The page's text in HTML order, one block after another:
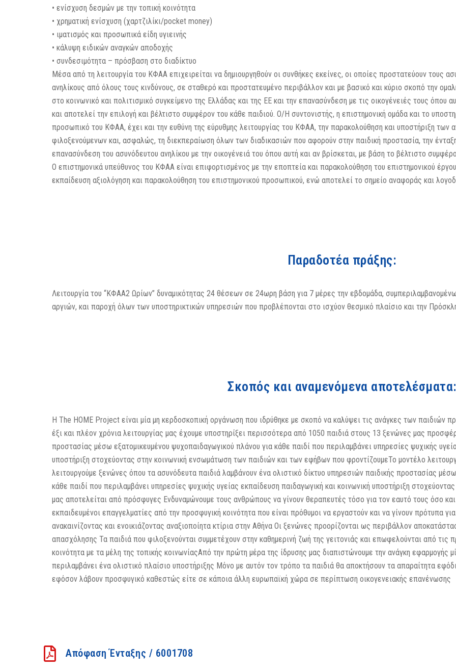
• ενίσχυση δεσμών με την τοπική κοινότητα
• χρηματική ενίσχυση (χαρτζιλίκι/pocket money)
• ιματισμός και προσωπικά είδη υγιεινής
• κάλυψη ειδικών αναγκών αποδοχής
• συνδεσιμότητα – πρόσβαση στο διαδίκτυο
Μέσα από τη λειτουργία του ΚΦΑΑ επιχειρείται να δημιουργηθούν οι συνθήκες εκείνες, οι οποίες προστατεύουν τους
ανηλίκους από όλους τους κινδύνους, σε σταθερό και προστατευμένο περιβάλλον και µε βασικό και κύριο σκοπό την
στο κοινωνικό και πολιτισμικό συγκείμενο της Ελλάδας και της ΕΕ και την επανασύνδεση µε τις οικογένειές τους όπου
και αποτελεί την επιλογή και βέλτιστο συμφέρον του κάθε παιδιού. Ο/Η συντονιστής, η επιστημονική ομάδα και το
προσωπικό του ΚΦΑΑ, έχει και την ευθύνη της εύρυθμης λειτουργίας του ΚΦΑΑ, την παρακολούθηση και υποστήριξη των
φιλοξενούμενων και, ασφαλώς, τη διεκπεραίωση όλων των διαδικασιών που αφορούν στην παιδική προστασία, την
επανασύνδεση του ασυνόδευτου ανηλίκου µε την οικογένειά του όπου αυτή και αν βρίσκεται, µε βάση το βέλτιστο
Ο επιστημονικά υπεύθυνος του ΚΦΑΑ είναι επιφορτισμένος με την εποπτεία και παρακολούθηση του επιστημονικού
εκπαίδευση αξιολόγηση και παρακολούθηση του επιστημονικού προσωπικού, ενώ αποτελεί το σημείο αναφοράς και
Παραδοτέα πράξης:
Λειτουργία του “ΚΦΑΑ2 Ωρίων” δυναμικότητας 24 θέσεων σε 24ωρη βάση για 7 μέρες την εβδομάδα,
αργιών, και παροχή όλων των υποστηρικτικών υπηρεσιών που προβλέπονται στο ισχύον θεσμικό πλαίσιο και την
Σκοπός και αναμενόμενα αποτελέσματα:
H The HOME Project είναι μία μη κερδοσκοπική οργάνωση που ιδρύθηκε με σκοπό να καλύψει τις ανάγκες των παιδιών
έξι και πλέον χρόνια λειτουργίας μας έχουμε υποστηρίξει περισσότερα από 1050 παιδιά στους 13 ξενώνες μας
προστασίας μέσω εξατομικευμένου ψυχοπαιδαγωγικού πλάνου για κάθε παιδί που περιλαμβάνει υπηρεσίες ψυχικής
υποστήριξη στοχεύοντας στην κοινωνική ενσωμάτωση των παιδιών και των εφήβων που φροντίζουμεΤο μοντέλο
λειτουργούμε ξενώνες όπου τα ασυνόδευτα παιδιά λαμβάνουν ένα ολιστικό δίκτυο υπηρεσιών παιδικής προστασίας
κάθε παιδί που περιλαμβάνει υπηρεσίες ψυχικής υγείας εκπαίδευση παιδαγωγική και κοινωνική υποστήριξη
μας αποτελείται από πρόσφυγες Ενδυναμώνουμε τους ανθρώπους να γίνουν θεραπευτές τόσο για τον εαυτό τους όσο
εκπαιδευμένοι επαγγελματίες από την προσφυγική κοινότητα που είναι πρόθυμοι να εργαστούν και να γίνουν πρότυπα
ανακαινίζοντας και ενοικιάζοντας αναξιοποίητα κτίρια στην Αθήνα Οι ξενώνες προορίζονται ως περιβάλλον
απασχόλησης Τα παιδιά που φιλοξενούνται συμμετέχουν στην καθημερινή ζωή της γειτονιάς και επωφελούνται από τις
κοινότητα με τα μέλη της τοπικής κοινωνίαςΑπό την πρώτη μέρα της ίδρυσης μας διαπιστώνουμε την ανάγκη εφαρμογής
περιλαμβάνει ένα ολιστικό πλαίσιο υποστήριξης Μόνο με αυτόν τον τρόπο τα παιδιά θα αποκτήσουν τα απαραίτητα
εφόσον λάβουν προσφυγικό καθεστώς είτε σε κάποια άλλη ευρωπαϊκή χώρα σε περίπτωση οικογενειακής επανένωσης
Απόφαση Ένταξης / 6001708